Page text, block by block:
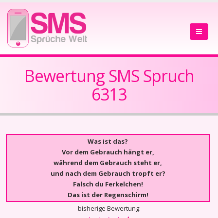
Bewertung SMS Spruch
6313
Was ist das?
Vor dem Gebrauch hängt er,
während dem Gebrauch steht er,
und nach dem Gebrauch tropft er?
Falsch du Ferkelchen!
Das ist der Regenschirm!
bisherige Bewertung: